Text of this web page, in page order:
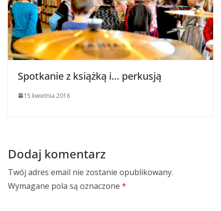
Spotkanie z książką i… perkusją
15 kwietnia 2016
Dodaj komentarz
Twój adres email nie zostanie opublikowany.
Wymagane pola są oznaczone *